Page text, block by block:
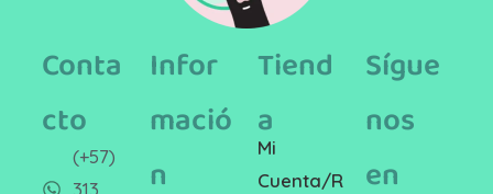
Conta
cto
(+57)
313
Infor
mació
n
Tiend
a
Mi
Cuenta/R
Sígue
nos
en